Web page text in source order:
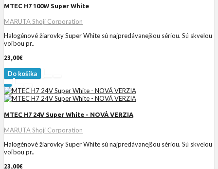
MTEC H7 100W Super White
MARUTA Shoji Corporation
Halogénové žiarovky Super White sú najpredávanejšou sériou. Sú skvelou
voľbou pr..
23,00€
Do košíka
MTEC H7 24V Super White - NOVÁ VERZIA
MARUTA Shoji Corporation
Halogénové žiarovky Super White sú najpredávanejšou sériou. Sú skvelou
voľbou pr..
23,00€